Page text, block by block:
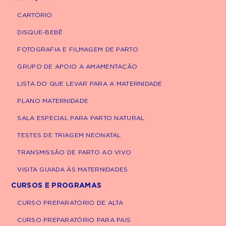
Em alguns casos, antecipação do parto.
O parto é considerado a principal forma de
interromper a evolução da síndrome,
especialmente em fases mais avançadas da
em hospitais e clínicas da Rede D'Or em 9
+ 7 mil médicos disponíveis
+ 250 convênios atendidos
CARTÓRIO
DISQUE-BEBÊ
FOTOGRAFIA E FILMAGEM DE PARTO
GRUPO DE APOIO A AMAMENTAÇÃO
LISTA DO QUE LEVAR PARA A MATERNIDADE
PLANO MATERNIDADE
SALA ESPECIAL PARA PARTO NATURAL
TESTES DE TRIAGEM NEONATAL
TRANSMISSÃO DE PARTO AO VIVO
VISITA GUIADA ÀS MATERNIDADES
CURSOS E PROGRAMAS
CURSO PREPARATÓRIO DE ALTA
CURSO PREPARATÓRIO PARA PAIS